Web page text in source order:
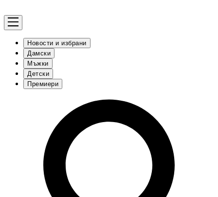
Новости и избрани
Дамски
Мъжки
Детски
Премиери